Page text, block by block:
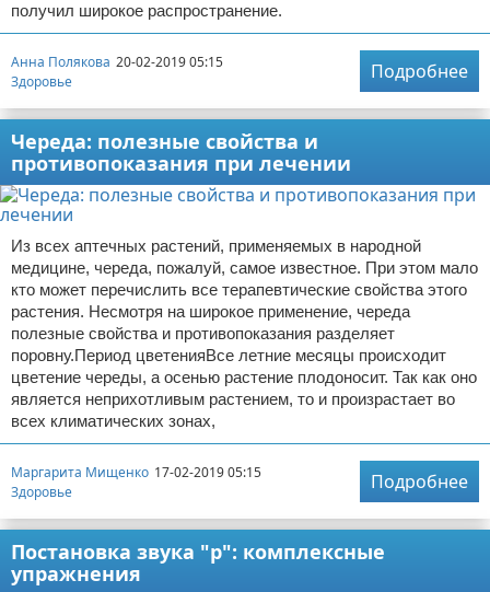
получил широкое распространение.
Анна Полякова 20-02-2019 05:15
Здоровье
Подробнее
Череда: полезные свойства и
противопоказания при лечении
Из всех аптечных растений, применяемых в народной
медицине, череда, пожалуй, самое известное. При этом мало
кто может перечислить все терапевтические свойства этого
растения. Несмотря на широкое применение, череда
полезные свойства и противопоказания разделяет
поровну.Период цветенияВсе летние месяцы происходит
цветение череды, а осенью растение плодоносит. Так как оно
является неприхотливым растением, то и произрастает во
всех климатических зонах,
Маргарита Мищенко 17-02-2019 05:15
Здоровье
Подробнее
Постановка звука "р": комплексные
упражнения